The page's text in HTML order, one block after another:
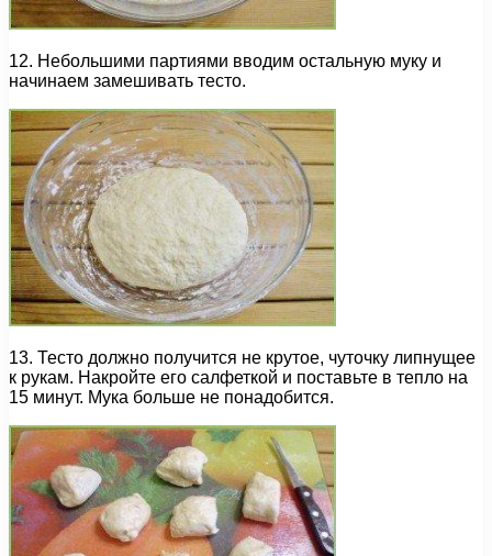
12. Небольшими партиями вводим остальную муку и
начинаем замешивать тесто.
13. Тесто должно получится не крутое, чуточку липнущее
к рукам. Накройте его салфеткой и поставьте в тепло на
15 минут. Мука больше не понадобится.